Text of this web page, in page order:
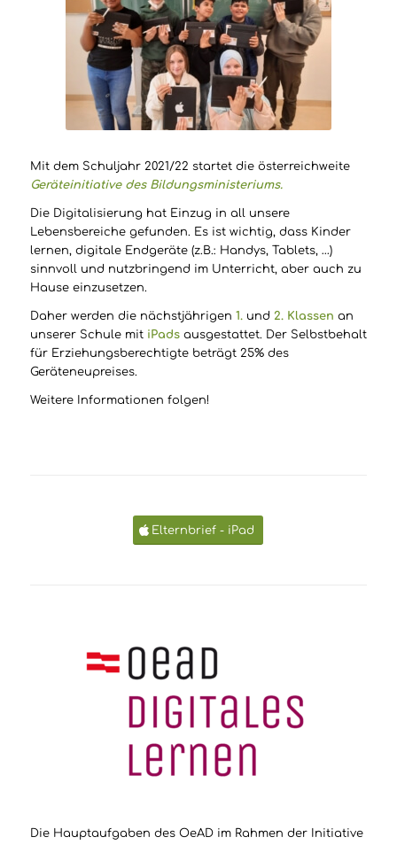
Mit dem Schuljahr 2021/22 startet die österreichweite
Geräteinitiative des Bildungsministeriums.
Die Digitalisierung hat Einzug in all unsere
Lebensbereiche gefunden. Es ist wichtig, dass Kinder
lernen, digitale Endgeräte (z.B.: Handys, Tablets, …)
sinnvoll und nutzbringend im Unterricht, aber auch zu
Hause einzusetzen.
Daher werden die nächstjährigen 1.und 2. Klassen an
unserer Schule mit iPadsausgestattet. Der Selbstbehalt
für Erziehungsberechtigte beträgt 25% des
Geräteneupreises.
Weitere Informationen folgen!
Elternbrief - iPad
Die Hauptaufgaben des OeAD im Rahmen der Initiative